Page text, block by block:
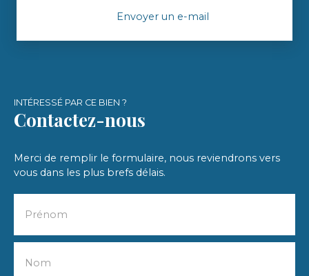
Envoyer un e-mail
INTÉRESSÉ PAR CE BIEN ?
Contactez-nous
Merci de remplir le formulaire, nous reviendrons vers
vous dans les plus brefs délais.
Prénom
Nom